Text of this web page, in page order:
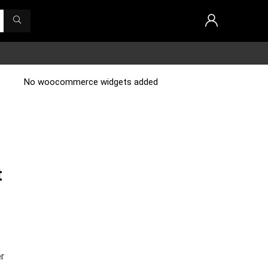
No woocommerce widgets added